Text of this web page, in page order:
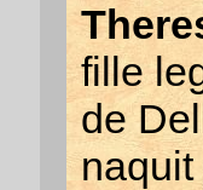
fille
de